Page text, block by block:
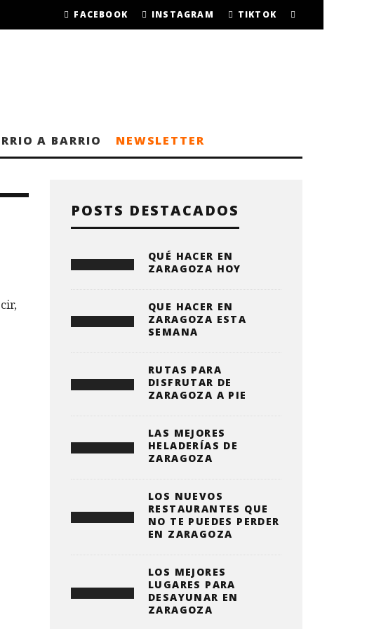
FACEBOOK INSTAGRAM TIKTOK
A BARRIO NEWSLETTER
POSTS DESTACADOS
QUÉ HACER EN
ZARAGOZA HOY
QUE HACER EN
ZARAGOZA ESTA
SEMANA
RUTAS PARA
DISFRUTAR DE
ZARAGOZA A PIE
LAS MEJORES
HELADERÍAS DE
ZARAGOZA
LOS NUEVOS
RESTAURANTES QUE
NO TE PUEDES PERDER
EN ZARAGOZA
LOS MEJORES
LUGARES PARA
DESAYUNAR EN
ZARAGOZA